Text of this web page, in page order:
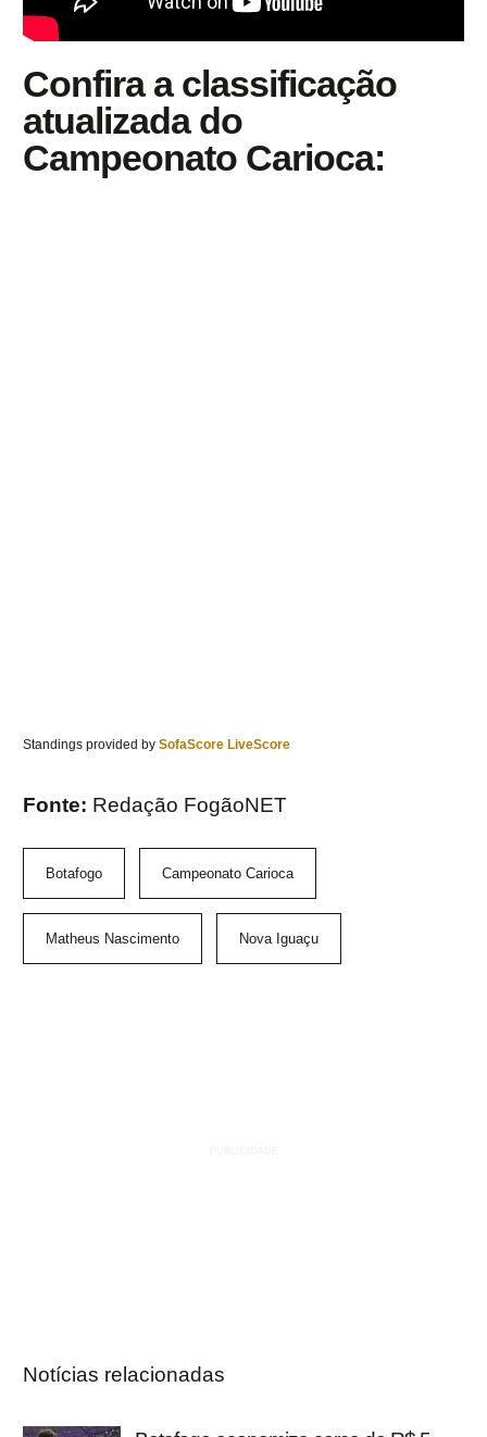
Confira a classificação
atualizada do
Campeonato Carioca:
Standings provided by SofaScore LiveScore
Fonte: Redação FogãoNET
Botafogo Campeonato Carioca
Matheus Nascimento Nova Iguaçu
Notícias relacionadas